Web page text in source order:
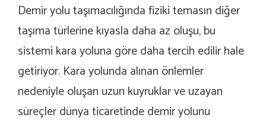
Demir yolu taşımacılığında fiziki temasın diğer
taşıma türlerine kıyasla daha az oluşu, bu
sistemi kara yoluna göre daha tercih edilir hale
getiriyor. Kara yolunda alınan önlemler
nedeniyle oluşan uzun kuyruklar ve uzayan
süreçler dünya ticaretinde demir yolunu